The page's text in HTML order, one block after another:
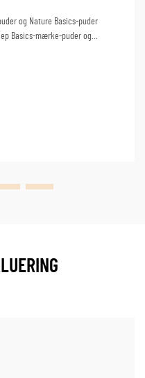
og Nature Basics-puder
Basics-mærke-puder og